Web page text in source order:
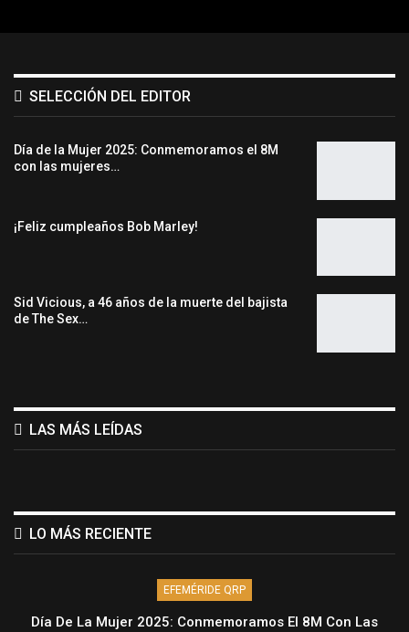
SELECCIÓN DEL EDITOR
Día de la Mujer 2025: Conmemoramos el 8M
con las mujeres…
¡Feliz cumpleaños Bob Marley!
Sid Vicious, a 46 años de la muerte del bajista
de The Sex…
LAS MÁS LEÍDAS
LO MÁS RECIENTE
EFEMÉRIDE QRP
Día De La Mujer 2025: Conmemoramos El 8M Con Las